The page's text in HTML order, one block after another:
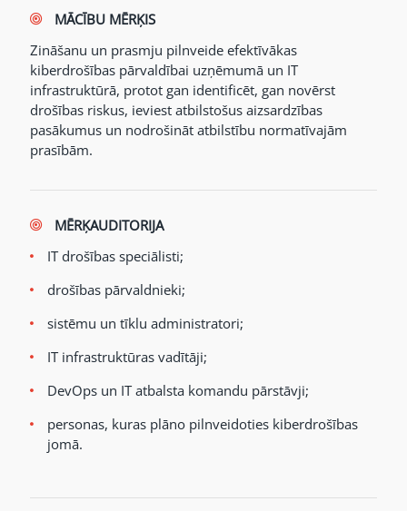
MĀCĪBU MĒRĶIS
Zināšanu un prasmju pilnveide efektīvākas
kiberdrošības pārvaldībai uzņēmumā un IT
infrastruktūrā, protot gan identificēt, gan novērst
drošības riskus, ieviest atbilstošus aizsardzības
pasākumus un nodrošināt atbilstību normatīvajām
prasībām.
MĒRĶAUDITORIJA
IT drošības speciālisti;
drošības pārvaldnieki;
sistēmu un tīklu administratori;
IT infrastruktūras vadītāji;
DevOps un IT atbalsta komandu pārstāvji;
personas, kuras plāno pilnveidoties kiberdrošības
jomā.